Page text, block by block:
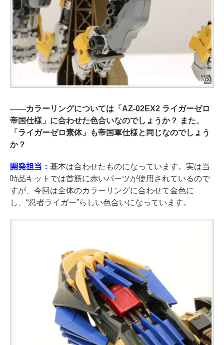
――カラーリングについては「AZ-02EX2 ライガーゼロ
帝国仕様」に合わせた色合いなのでしょうか？ また、
「ライガーゼロ素体」も帝国軍仕様と同じなのでしょう
か？
開発担当： 基本は合わせたものになっています。実は当
時品キットでは首筋に赤いパーツが使用されているので
すが、今回は全体のカラーリングに合わせて金色に
し、“忍者ライガー”らしい色合いになっています。